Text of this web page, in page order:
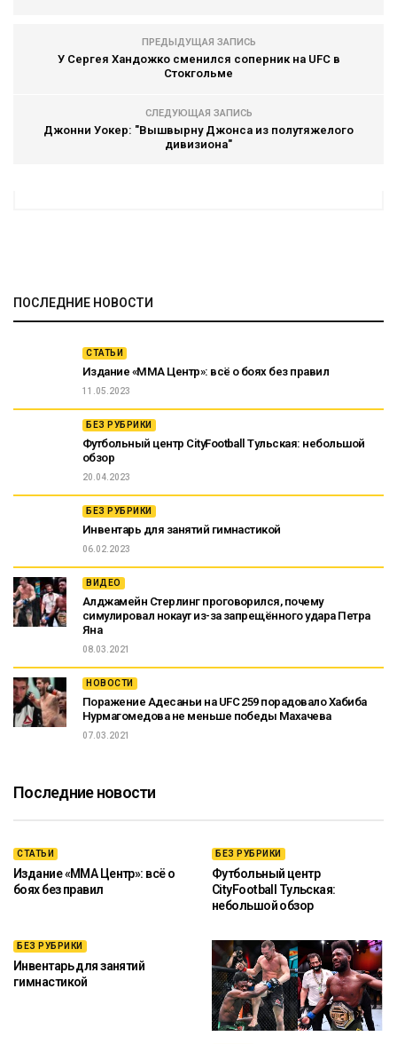
ПРЕДЫДУЩАЯ ЗАПИСЬ
У Сергея Хандожко сменился соперник на UFC в
Стокгольме
СЛЕДУЮЩАЯ ЗАПИСЬ
Джонни Уокер: "Вышвырну Джонса из полутяжелого
дивизиона"
ПОСЛЕДНИЕ НОВОСТИ
СТАТЬИ
Издание «ММА Центр»: всё о боях без правил
11.05.2023
БЕЗ РУБРИКИ
Футбольный центр CityFootball Тульская: небольшой
обзор
20.04.2023
БЕЗ РУБРИКИ
Инвентарь для занятий гимнастикой
06.02.2023
ВИДЕО
Алджамейн Стерлинг проговорился, почему
симулировал нокаут из-за запрещённого удара Петра
Яна
08.03.2021
НОВОСТИ
Поражение Адесаньи на UFC 259 порадовало Хабиба
Нурмагомедова не меньше победы Махачева
07.03.2021
Последние новости
СТАТЬИ
Издание «ММА Центр»: всё о
боях без правил
БЕЗ РУБРИКИ
Футбольный центр
CityFootball Тульская:
небольшой обзор
БЕЗ РУБРИКИ
Инвентарь для занятий
гимнастикой